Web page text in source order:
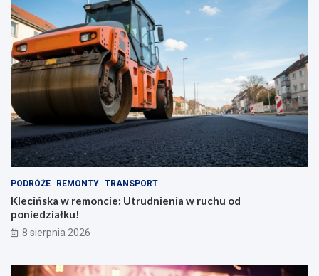
PODRÓŻE REMONTY TRANSPORT
Klecińska w remoncie: Utrudnienia w ruchu od
poniedziałku!
8 sierpnia 2026